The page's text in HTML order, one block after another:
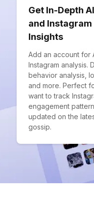
Get In-Depth
and Instagram
Insights
Add an account for
Instagram analysis.
behavior analysis,
and more. Perfect
want to track
engagement
updated on the
gossip.